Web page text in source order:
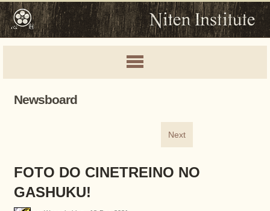
Newsboard
Next
FOTO DO CINETREINO NO
GASHUKU!